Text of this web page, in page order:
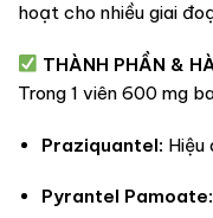
hoạt cho nhiều giai
THÀNH PHẦN &
Trong 1 viên 600 mg
Praziquantel: Hiệu
Pyrantel Pamoate: